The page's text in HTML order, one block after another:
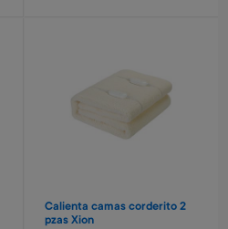
Laptop educativa bilingue
Spiderman
Calienta camas corderito 2
pzas Xion